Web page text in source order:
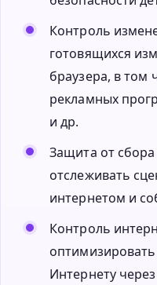
Контроль
готовящихся
браузера, в том
рекламных
и др.
Защита от
отслеживать
интернетом и
Контроль
Интернету